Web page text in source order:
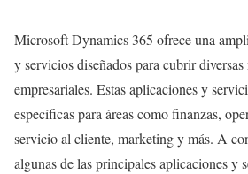
Microsoft Dynamics 365 ofrece una
y servicios diseñados para cubrir diversas
empresariales. Estas aplicaciones y
específicas para áreas como finanzas,
servicio al cliente, marketing y más. A
algunas de las principales aplicaciones y